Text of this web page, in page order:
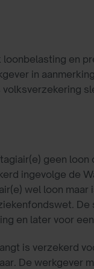
en
in
geen loon
ingevolge de
wel loon maar
De
en later voor
is verzekerd
De werkgever